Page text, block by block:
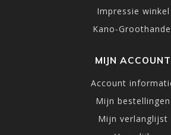
Impressie winkel
Kano-
MIJN ACCOUNT
Account
Mijn bestellingen
Mijn verlanglijst